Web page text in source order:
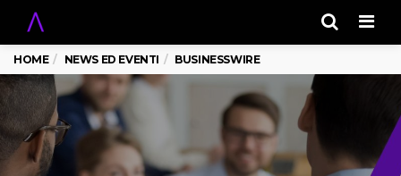
HOME NEWS ED EVENTI BUSINESSWIRE